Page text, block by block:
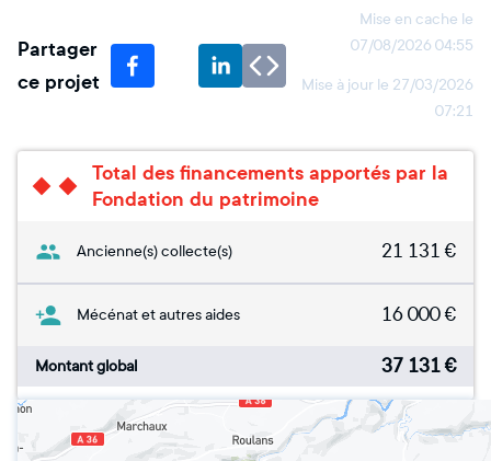
Partager
ce projet
Mise en cache le
07/08/2026 04:55
Mise à jour le 27/03/2026
07:21
Total des financements apportés par la
Fondation du patrimoine
Ancienne(s) collecte(s) 21 131 €
Mécénat et autres aides 16 000€
Montant global 37 131€